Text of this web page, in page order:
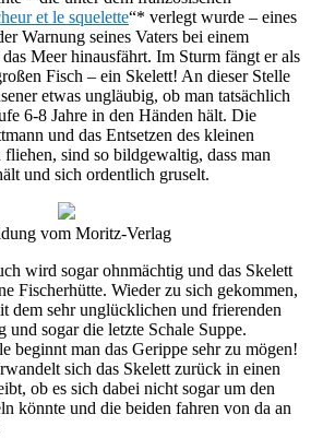
et le squelette“* verlegt wurde – eines
Warnung seines Vaters bei einem
Meer hinausfährt. Im Sturm fängt er als
Fisch – ein Skelett! An dieser Stelle
etwas ungläubig, ob man tatsächlich
6-8 Jahre in den Händen hält. Die
und das Entsetzen des kleinen
sind so bildgewaltig, dass man
und sich ordentlich gruselt.
vom Moritz-Verlag
wird sogar ohnmächtig und das Skelett
Fischerhütte. Wieder zu sich gekommen,
dem sehr unglücklichen und frierenden
und sogar die letzte Schale Suppe.
beginnt man das Gerippe sehr zu mögen!
sich das Skelett zurück in einen
ob es sich dabei nicht sogar um den
könnte und die beiden fahren von da an